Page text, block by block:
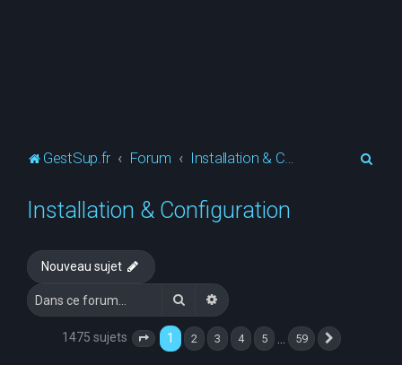
GestSup.fr Forum Installation & Configuration
Installation & Configuration
Nouveau sujet
RechercherRecherche avancée
1475 sujets Page 1 sur59
1 2 3 4 5 59